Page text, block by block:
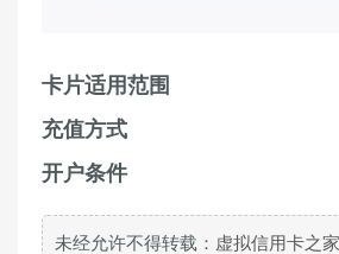
卡片适用范围
充值方式
开户条件
未经允许不得转载： 虚拟信用卡之家